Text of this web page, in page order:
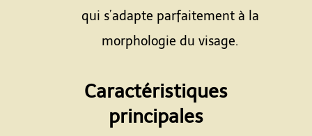
qui s’adapte parfaitement à la
morphologie du visage.
Caractéristiques
principales